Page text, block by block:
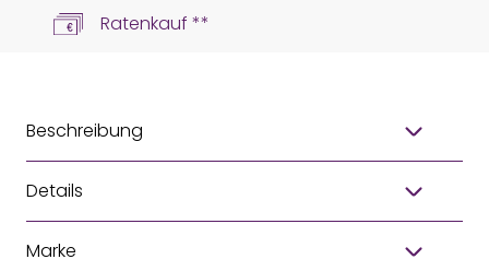
Ratenkauf **
Beschreibung
Details
Marke